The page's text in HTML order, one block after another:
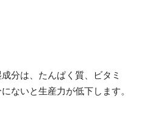
分は、たんぱく質、ビタミ
ないと生産力が低下します。